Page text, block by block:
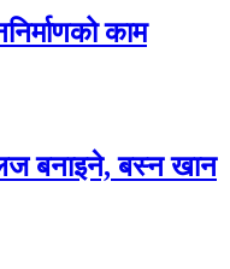
काम
लज बनाइने, बस्न खान